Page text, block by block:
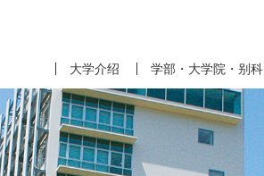
大学介绍 学部・大学院・别科